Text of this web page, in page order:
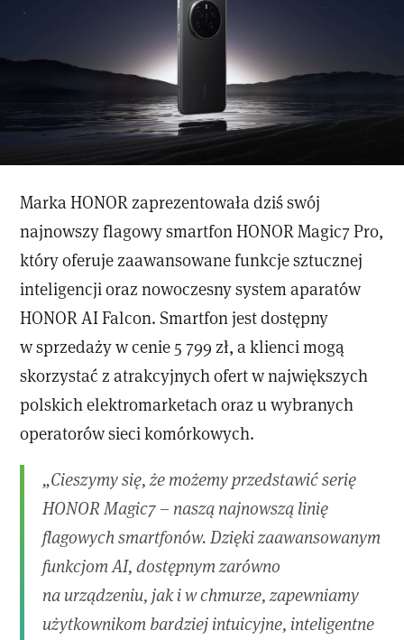
Marka HONOR zaprezentowała dziś swój
najnowszy flagowy smartfon HONOR Magic7 Pro,
który oferuje zaawansowane funkcje sztucznej
inteligencji oraz nowoczesny system aparatów
HONOR AI Falcon. Smartfon jest dostępny
w sprzedaży w cenie 5 799 zł, a klienci mogą
skorzystać z atrakcyjnych ofert w największych
polskich elektromarketach oraz u wybranych
operatorów sieci komórkowych.
„Cieszymy się, że możemy przedstawić serię
HONOR Magic7 – naszą najnowszą linię
flagowych smartfonów. Dzięki zaawansowanym
funkcjom AI, dostępnym zarówno
na urządzeniu, jak i w chmurze, zapewniamy
użytkownikom bardziej intuicyjne, inteligentne